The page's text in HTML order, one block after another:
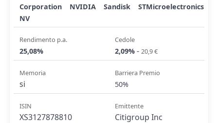
Corporation
NVIDIA Sandisk
STMicroelectronics
NV
Rendimento p.a.
25,08%
Cedole
2,09% - 20,9 €
Memoria
si
Barriera Premio
50%
ISIN
XS3127878810
Emittente
Citigroup Inc